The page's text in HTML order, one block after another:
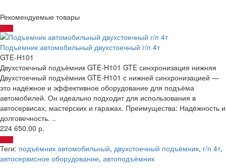
Рекомендуемые товары
Подъемник автомобильный двухстоечный г/п 4т
GTE-H101
Двухстоечный подъёмник GTE-H101 GTE синхронизация нижняя
Двухстоечный подъёмник GTE-H101 с нижней синхронизацией —
это надёжное и эффективное оборудование для подъёма
автомобилей. Он идеально подходит для использования в
автосервисах, мастерских и гаражах. Преимущества: Надёжность и
долговечность. ..
224 650.00 р.
Теги: подъёмник автомобильный, двухстоечный подъёмник, г/п 4т,
автосервисное оборудование, автоподъёмник